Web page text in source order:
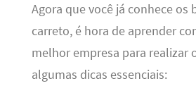
Agora que você já conhece os
carreto, é hora de aprender
melhor empresa para realizar
algumas dicas essenciais: